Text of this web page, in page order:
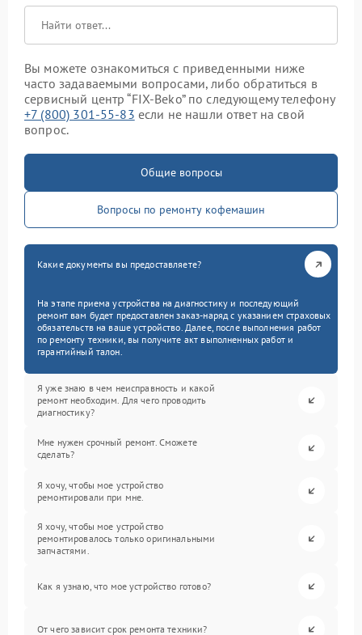
Вы можете ознакомиться с приведенными ниже
часто задаваемыми вопросами, либо обратиться в
сервисный центр “FIX-Beko” по следующему телефону
+7 (800) 301-55-83 если не нашли ответ на свой
вопрос.
Общие вопросы
Вопросы по ремонту кофемашин
Какие документы вы предоставляете?
На этапе приема устройства на диагностику и последующий
ремонт вам будет предоставлен заказ-наряд с указанием страховых
обязательств на ваше устройство. Далее, после выполнения работ
по ремонту техники, вы получите акт выполненных работ и
гарантийный талон.
Я уже знаю в чем неисправность и какой
ремонт необходим. Для чего проводить
диагностику?
Мне нужен срочный ремонт. Сможете
сделать?
Я хочу, чтобы мое устройство
ремонтировали при мне.
Я хочу, чтобы мое устройство
ремонтировалось только оригинальными
запчастями.
Как я узнаю, что мое устройство готово?
От чего зависит срок ремонта техники?